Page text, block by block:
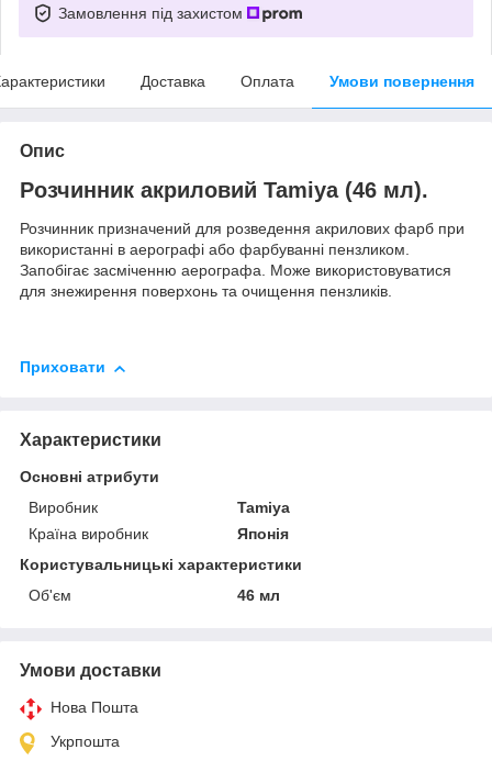
Замовлення під захистом
Доставка Оплата Умови повернення
Опис
Розчинник акриловий Tamiya (46 мл).
Розчинник призначений для розведення акрилових фарб при
використанні в аерографі або фарбуванні пензликом.
Запобігає засміченню аерографа. Може використовуватися
для знежирення поверхонь та очищення пензликів.
Приховати
Характеристики
Основні атрибути
Виробник
Tamiya
Країна виробник
Японія
Користувальницькі характеристики
Об'єм
46 мл
Умови доставки
Нова Пошта
Укрпошта